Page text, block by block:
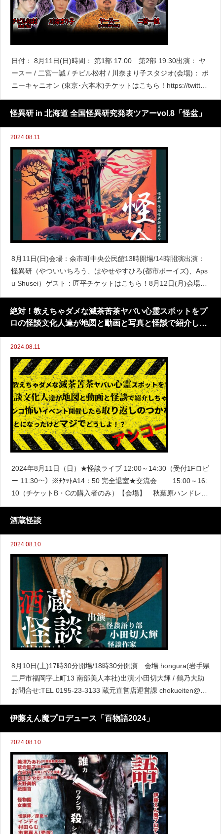
日付： 8月11日(日)時間： 第1部 17:00 第2部 19:30出演： ヤ
ースー / 二宮一誠 / チビル松村 / 川奈まり子スタジオ(会場)： ポ
ニーキャニオン (東京･六本木)チケットはこちら！https://twitter.
com/ghost_summit/s
怪異研 in 北海道 全国怪異研究発表ツアーvol.8「怪盆」
2024.08.11
8月11日(日)会場：余市町中央公民館13時開場/14時開演出演：
怪異研（やついいちろう、はやせやすひろ(都市ボーイズ)、Aps
u Shusei）ゲスト：匠平チケットはこちら！8月12日(月)会場：
生活支援型文化施設 コンカリーニョ白日の部→12時開場/12時
半
絶対！教えちゃダメな滅茶苦茶ヤバい心霊スポットをプ
ロの怪談文化人達が地図と動画と写真と怪談で紹介しち
ないことになったけどマジでどうしよ！？【アンコー
ル】
2024.08.11
2024年8月11日（日）★怪談ライブ 12:00～14:30（受付1Fロビ
ー 11:30～）※ﾁｹｯﾄA14：50 完全退室★交流会 15:00～16:
10（チケットB・Cの購入者のみ）【会場】 秋葉原ハンドレッ
ドスクエア倶楽部「２F」JR山手線
酒蔵怪談
2024.08.10
8月10日(土)17時30分開場/18時30分開演 会場:hongura(岩手県
二戸市福岡字上町13 南部美人本社)出演:小田切大輝 / 鶴乃大助
お問合せ:TEL 0195-23-3133 蔵元直営店運営課 chokueiten@na
nbubijin.co.jpご予約はこちら！
伊藤えん魔プロデュース「百物語2024」
2024.08.10